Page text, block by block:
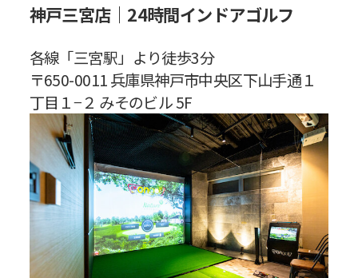
神戸三宮店｜24時間インドアゴルフ
各線「三宮駅」より徒歩3分
〒650-0011 兵庫県神戸市中央区下山手通１
丁目１−２ みそのビル 5F